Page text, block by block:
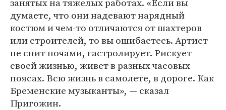
думаете, что они надевают нарядный
костюм и чем-то отличаются от шахтеров
или строителей, то вы ошибаетесь. Артист
не спит ночами, гастролирует. Рискует
своей жизнью, живет в разных часовых
поясах. Всю жизнь в самолете, в дороге. Как
Бременские музыканты», — сказал
Пригожин.